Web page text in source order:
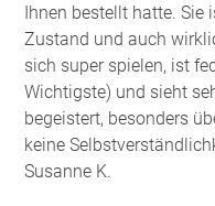
Ihnen bestellt hatte. Sie
Zustand und auch
sich super spielen, ist
Wichtigste) und sieht
begeistert, besonders
keine
Susanne K.